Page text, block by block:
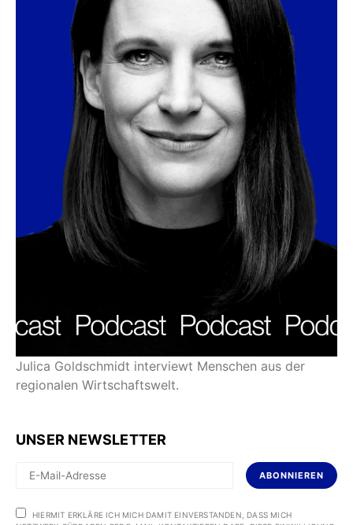
Julica Goldschmidt interviewt Menschen aus der
regionalen Wirtschaftswelt.
UNSER NEWSLETTER
ABONNIEREN
HIERMIT ERKLÄRE ICH MICH DAMIT EINVERSTANDEN, DASS MICH